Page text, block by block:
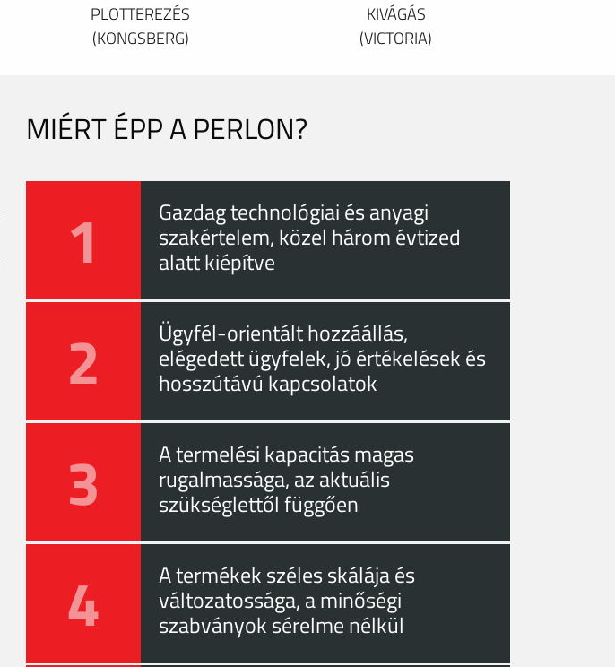
PLOTTEREZÉS
(KONGSBERG)
KIVÁGÁS
(VICTORIA)
MIÉRT ÉPP A PERLON?
1 Gazdag technológiai és anyagi
szakértelem, közel három évtized
alatt kiépítve
2 Ügyfél-orientált hozzáállás,
elégedett ügyfelek, jó értékelések és
hosszútávú kapcsolatok
3 A termelési kapacitás magas
rugalmassága, az aktuális
szükséglettől függően
4 A termékek széles skálája és
változatossága, a minőségi
szabványok sérelme nélkül